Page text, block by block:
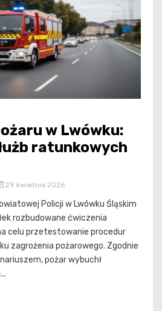
w Lwówku:
ratunkowych
29 kwietnia 2026
Policji w Lwówku Śląskim
rozbudowane ćwiczenia
celu przetestowanie procedur
zagrożenia pożarowego. Zgodnie
pożar wybuchł